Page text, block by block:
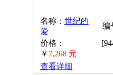
名称： 世纪的
爱
编
价格：
￥ 7,268 元
查看详细